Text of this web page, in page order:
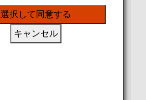
選択して同意する
キャンセル